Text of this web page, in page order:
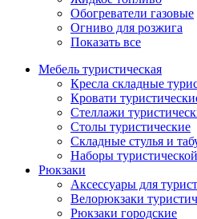
Обогреватели газовые
Огниво для розжига
Показать все
Мебель туристическая
Кресла складные
Кровати
Стеллажи
Столы туристические
Складные стулья и
Наборы
Рюкзаки
Аксессуары для
Велорюкзаки
Рюкзаки городские